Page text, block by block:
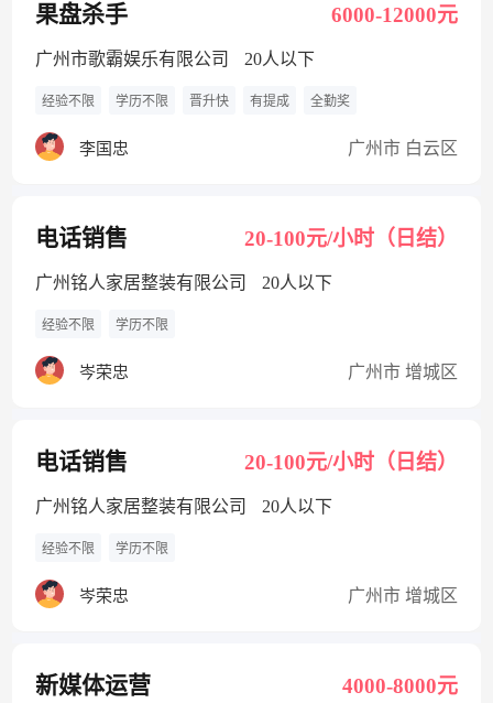
果盘杀手 6000-12000元
广州市歌霸娱乐有限公司 20人以下
经验不限 学历不限 晋升快 有提成 全勤奖
李国忠 广州市 白云区
电话销售 20-100元/小时（日结）
广州铭人家居整装有限公司 20人以下
经验不限 学历不限
岑荣忠 广州市 增城区
电话销售 20-100元/小时（日结）
广州铭人家居整装有限公司 20人以下
经验不限 学历不限
岑荣忠 广州市 增城区
新媒体运营 4000-8000元